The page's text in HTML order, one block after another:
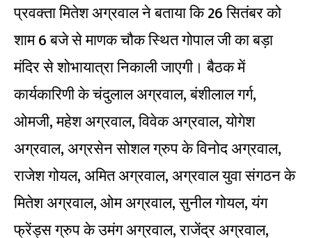
प्रवक्ता मितेश अग्रवाल ने बताया कि 26 सितंबर को
शाम 6 बजे से माणक चौक स्थित गोपाल जी का बड़ा
मंदिर से शोभायात्रा निकाली जाएगी। बैठक में
कार्यकारिणी के चंदुलाल अग्रवाल, बंशीलाल गर्ग,
ओमजी, महेश अग्रवाल, विवेक अग्रवाल, योगेश
अग्रवाल, अग्रसेन सोशल ग्रुप के विनोद अग्रवाल,
राजेश गोयल, अमित अग्रवाल, अग्रवाल युवा संगठन के
मितेश अग्रवाल, ओम अग्रवाल, सुनील गोयल, यंग
फ्रेंड्स ग्रुप के उमंग अग्रवाल, राजेंद्र अग्रवाल,